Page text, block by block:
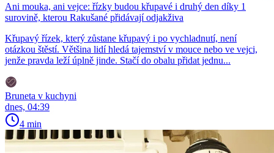
Ani mouka, ani vejce: řízky budou křupavé i druhý den díky 1
surovině, kterou Rakušané přidávají odjakživa
Křupavý řízek, který zůstane křupavý i po vychladnutí, není
otázkou štěstí. Většina lidí hledá tajemství v mouce nebo ve vejci,
jenže pravda leží úplně jinde. Stačí do obalu přidat jednu...
Bruneta v kuchyni
dnes, 04:39
4 min